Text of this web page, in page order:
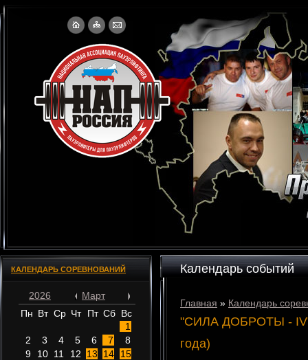
КАЛЕНДАРЬ СОРЕВНОВАНИЙ
2026
Март
Пн Вт Ср Чт Пт Сб Вс
1
2
3 4 5 6 7
8
9
10 11 12 13 14
15
Календарь событий
Главная » Календарь
"СИЛА ДОБРОТЫ - IV"
года)